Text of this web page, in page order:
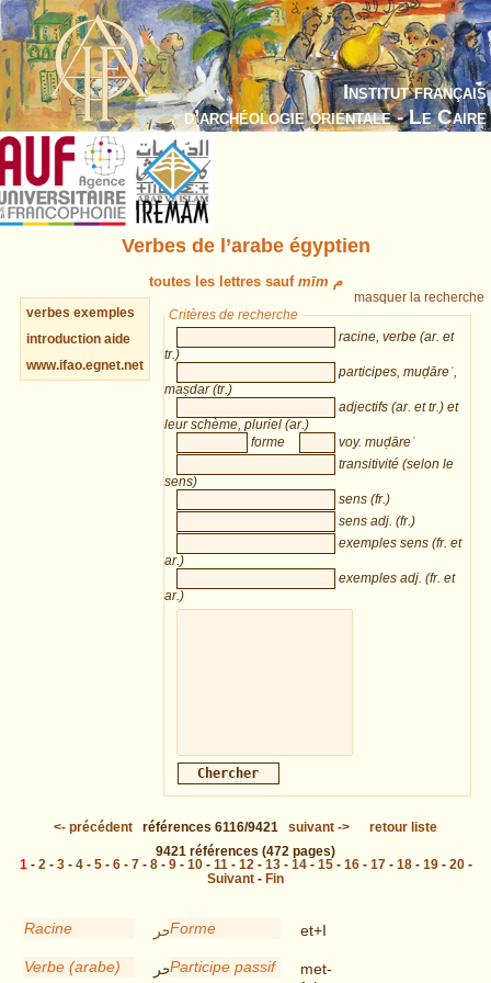
Institut français
d’archéologie orientale - Le Caire
Verbes de l’arabe égyptien
toutes les lettres sauf mīm م
verbes exemples
introduction aide
www.ifao.egnet.net
masquer la recherche
Critères de recherche
racine, verbe (ar. et
tr.)
participes, muḍāreʿ,
maṣdar (tr.)
adjectifs (ar. et tr.) et
leur schème, pluriel (ar.)
forme
voy. muḍāreʿ
transitivité (selon le
sens)
sens (fr.)
sens adj. (fr.)
exemples sens (fr. et
ar.)
exemples adj. (fr. et
ar.)
<- précédent références 6116/9421 suivant ->
retour liste
9421 références (472 pages)
1- 2- 3- 4- 5- 6- 7- 8- 9- 10- 11- 12- 13- 14- 15- 16- 17- 18- 19- 20-
Suivant - Fin
Racine فحر
Verbe (arabe) اتفحر
Forme et+I
Participe passif
met-